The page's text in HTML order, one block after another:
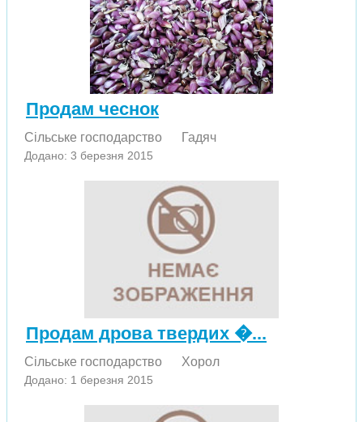
Продам чеснок
Сільське господарство Гадяч
Додано: 3 березня 2015
Продам дрова твердих �...
Сільське господарство Хорол
Додано: 1 березня 2015